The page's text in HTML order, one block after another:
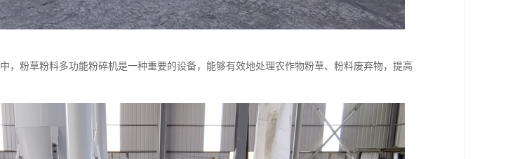
，粉草粉料多功能粉碎机是一种重要的设备，能够有效地处理农作物粉草、粉料废弃物，提高